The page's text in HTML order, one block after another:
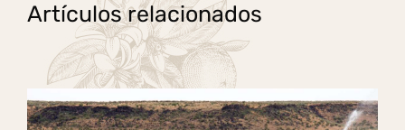
Artículos relacionados